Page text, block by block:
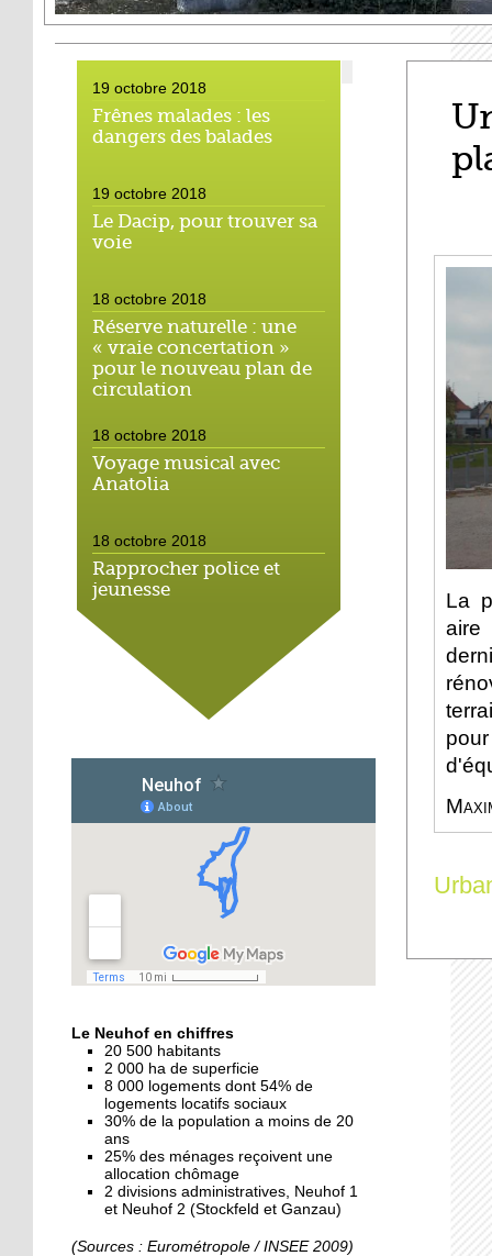
19 octobre 2018
Frênes malades : les
dangers des balades
19 octobre 2018
Le Dacip, pour trouver sa
voie
18 octobre 2018
Réserve naturelle : une
« vraie concertation »
pour le nouveau plan de
circulation
18 octobre 2018
Voyage musical avec
Anatolia
18 octobre 2018
Rapprocher police et
jeunesse
18 octobre 2018
Un jardin face aux
obstacles
Jouer à Fifa à la
médiathèque
16 octobre 2018
«Chacun me propose un
autofinancement là, ce
qui vous vient !»
16 octobre 2018
ciel ouvert »
16 octobre 2018
Un vécu de poids
15 octobre 2018
Difracto : devenir un pro
avec Django
Le Neuhof en chiffres
20 500 habitants
2 000 ha de superficie
8 000 logements dont 54% de
logements locatifs sociaux
30% de la population a moins de 20
ans
25% des ménages reçoivent une
allocation chômage
2 divisions administratives, Neuhof 1
et Neuhof 2 (Stockfeld et Ganzau)
(Sources : Eurométropole / INSEE 2009)
La
aire